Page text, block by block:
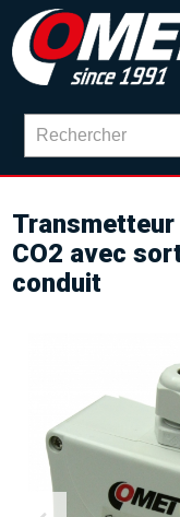
CO2 avec
conduit